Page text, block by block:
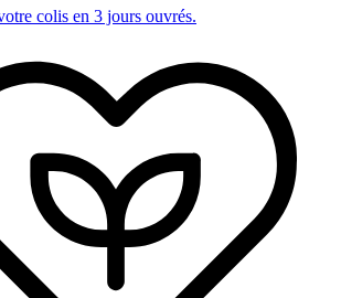
colis en 3 jours ouvrés.